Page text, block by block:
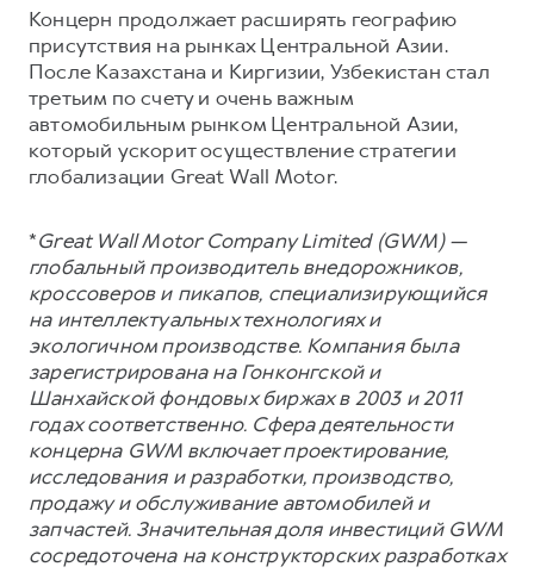
Концерн продолжает расширять географию
присутствия на рынках Центральной Азии.
После Казахстана и Киргизии, Узбекистан стал
третьим по счету и очень важным
автомобильным рынком Центральной Азии,
который ускорит осуществление стратегии
глобализации Great Wall Motor.
*Great Wall Motor Company Limited (GWM) —
глобальный производитель внедорожников,
кроссоверов и пикапов, специализирующийся
на интеллектуальных технологиях и
экологичном производстве. Компания была
зарегистрирована на Гонконгской и
Шанхайской фондовых биржах в 2003 и 2011
годах соответственно. Сфера деятельности
концерна GWM включает проектирование,
исследования и разработки, производство,
продажу и обслуживание автомобилей и
запчастей. Значительная доля инвестиций GWM
сосредоточена на конструкторских разработках